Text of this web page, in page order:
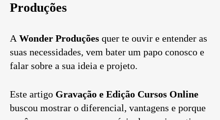
Produções
AWonder Produções quer te ouvir e entender as
suas necessidades, vem bater um papo conosco e
falar sobre a sua ideia e projeto.
Este artigo Gravação e Edição Cursos Online
buscou mostrar o diferencial, vantagens e porque